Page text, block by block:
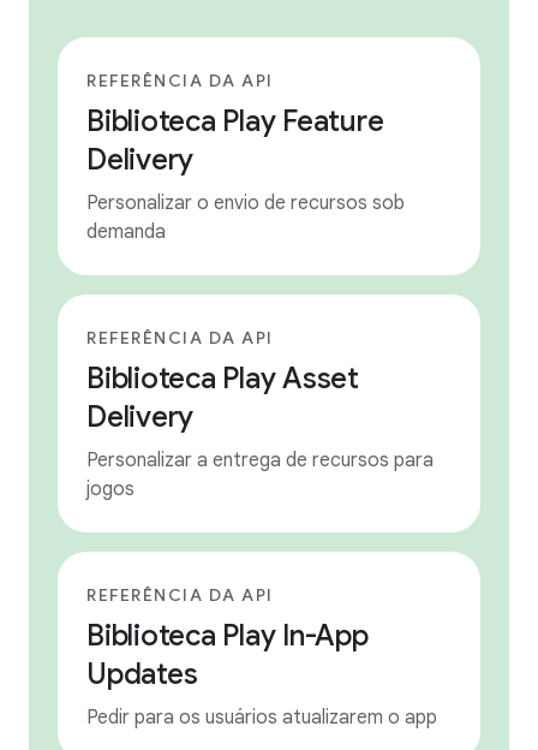
REFERÊNCIA DA API
Biblioteca Play Feature
Delivery
Personalizar o envio de recursos sob
demanda
REFERÊNCIA DA API
Biblioteca Play Asset
Delivery
Personalizar a entrega de recursos para
jogos
REFERÊNCIA DA API
Biblioteca Play In-App
Updates
Pedir para os usuários atualizarem o app